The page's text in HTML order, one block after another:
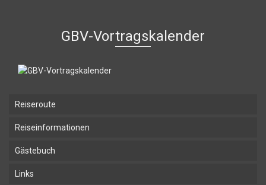
GBV-Vortragskalender
Reiseroute
Reiseinformationen
Gästebuch
Links